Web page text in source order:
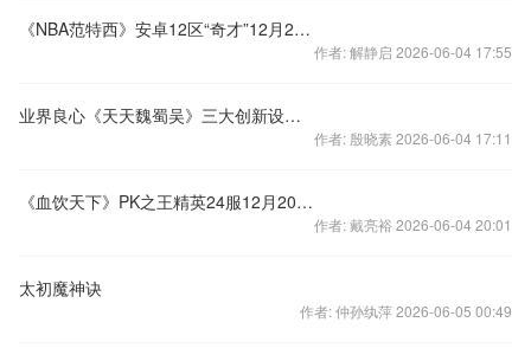
《NBA范特西》安卓12区“奇才”12月25日10:00火爆
作者: 解静启 2026-06-04 17:55
业界良心《天天魏蜀吴》三大创新设置前瞻
作者: 殷晓素 2026-06-04 17:11
《血饮天下》PK之王精英24服12月20日火爆开服
作者: 戴亮裕 2026-06-04 20:01
太初魔神诀
作者: 仲孙纨萍 2026-06-05 00:49